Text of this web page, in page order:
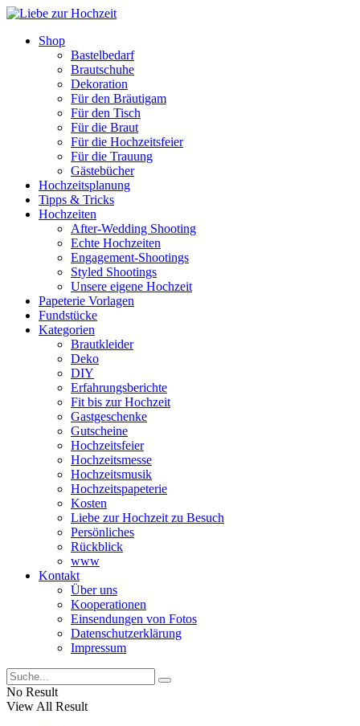
Shop
Bastelbedarf
Brautschuhe
Dekoration
Für den Bräutigam
Für den Tisch
Für die Braut
Für die Hochzeitsfeier
Für die Trauung
Gästebücher
Hochzeitsplanung
Tipps & Tricks
Hochzeiten
After-Wedding Shooting
Echte Hochzeiten
Engagement-Shootings
Styled Shootings
Unsere eigene Hochzeit
Papeterie Vorlagen
Fundstücke
Kategorien
Brautkleider
Deko
DIY
Erfahrungsberichte
Fit bis zur Hochzeit
Gastgeschenke
Gutscheine
Hochzeitsfeier
Hochzeitsmesse
Hochzeitsmusik
Hochzeitspapeterie
Kosten
Liebe zur Hochzeit zu Besuch
Persönliches
Rückblick
www
Kontakt
Über uns
Kooperationen
Einsendungen von Fotos
Datenschutzerklärung
Impressum
No Result
View All Result